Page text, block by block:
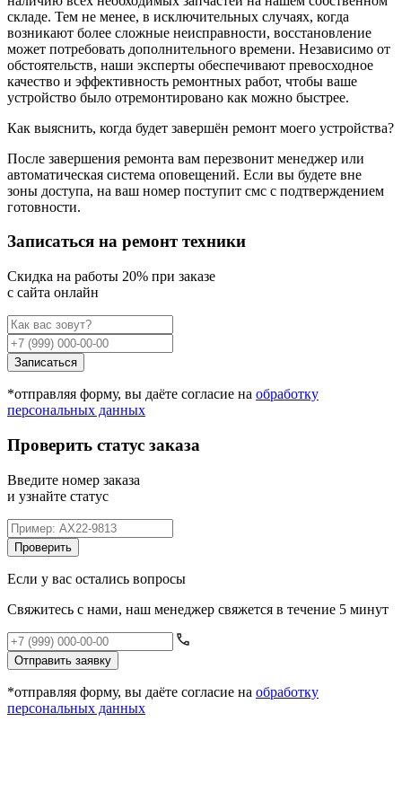
складе. Тем не менее, в исключительных случаях, когда
возникают более сложные неисправности, восстановление
может потребовать дополнительного времени. Независимо от
обстоятельств, наши эксперты обеспечивают превосходное
качество и эффективность ремонтных работ, чтобы ваше
устройство было отремонтировано как можно быстрее.
Как выяснить, когда будет завершён ремонт моего устройства?
После завершения ремонта вам перезвонит менеджер или
автоматическая система оповещений. Если вы будете вне
зоны доступа, на ваш номер поступит смс с подтверждением
готовности.
Записаться на ремонт техники
Cкидка на работы 20% при заказе
с сайта онлайн
Записаться
*отправляя форму, вы даёте согласие на обработку
персональных данных
Проверить статус заказа
Введите номер заказа
и узнайте статус
Проверить
Если у вас остались вопросы
Свяжитесь с нами, наш менеджер свяжется в течение 5 минут
Отправить заявку
*отправляя форму, вы даёте согласие на обработку
персональных данных